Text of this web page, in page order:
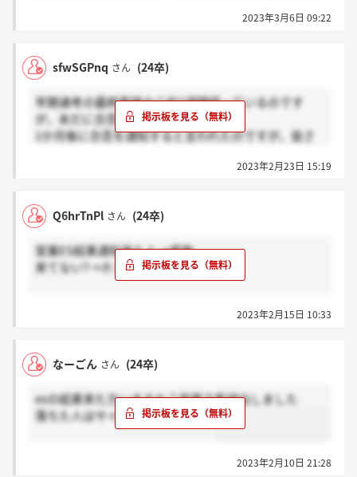
2023年3月6日 09:22
sfwSGPnq さん (24卒)
早期選考の最終面接から約2週間経っているのです
が，未だに合否の連絡が来ません，，，
1か月後に合否を通知すると言われたのですが，皆さ
2023年2月23日 15:19
Q6hrTnPl さん (24卒)
営業ES結果通知来た人→感謝
来てない?→ホント？
2023年2月15日 10:33
なーごん さん (24卒)
esの結果来た方いますか？営業で希望出しました
落ちた人はサイレントですかね…
2023年2月10日 21:28